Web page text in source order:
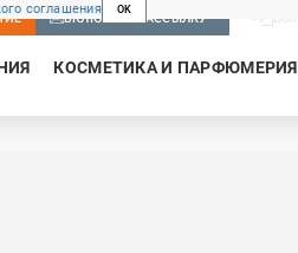
соглашения
OK
ВКЛЮЧИТЬ РАССЫЛКУ
КОСМЕТИКА И ПАРФЮМЕРИЯ